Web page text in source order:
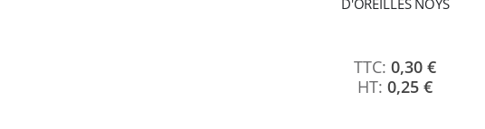
D'OREILLES NOYS
0,30 €
0,25 €